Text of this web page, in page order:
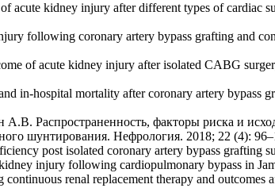
acute kidney injury after different types of cardiac
following coronary artery bypass grafting and
of acute kidney injury after isolated CABG
in-hospital mortality after coronary artery bypass
Распространенность, факторы риска и
шунтирования. Нефрология. 2018; 22 (4):
post isolated coronary artery bypass grafting
injury following cardiopulmonary bypass in
renal replacement therapy and